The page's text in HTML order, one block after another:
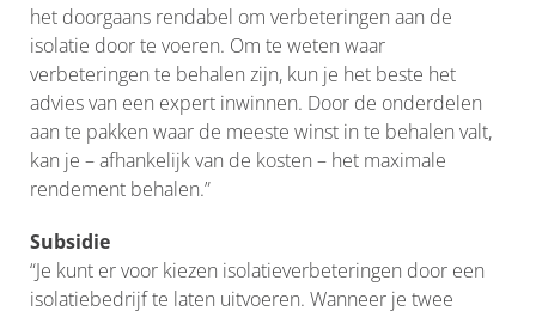
het doorgaans rendabel om verbeteringen aan de
isolatie door te voeren. Om te weten waar
verbeteringen te behalen zijn, kun je het beste het
advies van een expert inwinnen. Door de onderdelen
aan te pakken waar de meeste winst in te behalen valt,
kan je – afhankelijk van de kosten – het maximale
rendement behalen.”
Subsidie
“Je kunt er voor kiezen isolatieverbeteringen door een
isolatiebedrijf te laten uitvoeren. Wanneer je twee